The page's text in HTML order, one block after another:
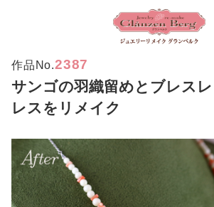
作品No.2387
サンゴの羽織留めとブレス
レスをリメイク